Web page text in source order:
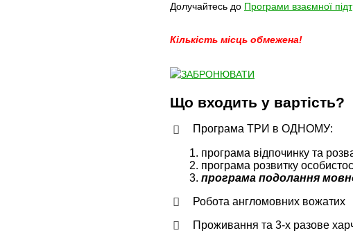
Долучайтесь до Програми взаємної
Кількість місць обмежена!
Що входить у вартість?
Програма ТРИ в ОДНОМУ:
1. програма відпочинку та
2. програма розвитку
3. програма подолання
Робота англомовних вожатих
Проживання та 3-х разове